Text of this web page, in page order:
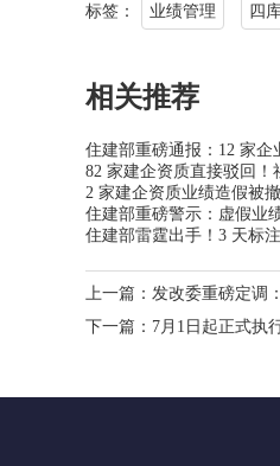
标签： 业绩管理 四
相关推荐
住建部重磅通报：12 家
82 家建企资质直接驳回！
2 家建企资质业绩造假被
住建部重磅警示：虚假业
住建部雷霆出手！3 天标
上一篇： 发改委重磅定调
下一篇： 7月1日起正式执